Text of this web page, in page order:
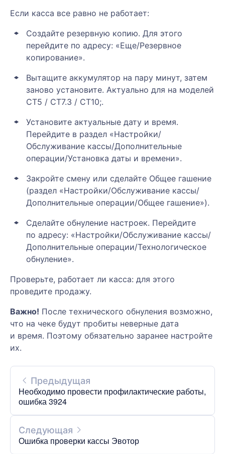
Если касса все равно не работает:
Создайте резервную копию. Для этого
перейдите по адресу: «Еще/Резервное
копирование».
Вытащите аккумулятор на пару минут, затем
заново установите. Актуально для на моделей
СТ5 / СТ7.3 / СТ10;.
Установите актуальные дату и время.
Перейдите в раздел «Настройки/
Обслуживание кассы/Дополнительные
операции/Установка даты и времени».
Закройте смену или сделайте Общее гашение
(раздел «Настройки/Обслуживание кассы/
Дополнительные операции/Общее гашение»).
Сделайте обнуление настроек. Перейдите
по адресу: «Настройки/Обслуживание кассы/
Дополнительные операции/Технологическое
обнуление».
Проверьте, работает ли касса: для этого
проведите продажу.
Важно! После технического обнуления возможно,
что на чеке будут пробиты неверные дата
и время. Поэтому обязательно заранее настройте
их.
Предыдущая
Необходимо провести профилактические работы,
ошибка 3924
Следующая
Ошибка проверки кассы Эвотор